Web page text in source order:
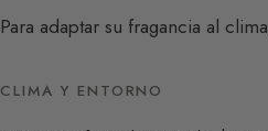
Para adaptar su fragancia al
CLIMA Y ENTORNO